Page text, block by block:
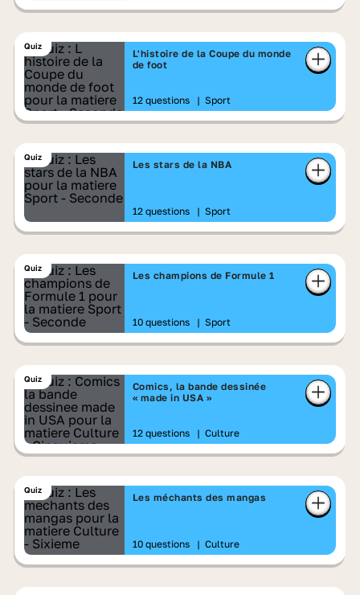
Quiz
L'histoire de la Coupe du monde
de foot
12 questions | Sport
Quiz
Les stars de la NBA
12 questions | Sport
Quiz
Les champions de Formule 1
10 questions | Sport
Quiz
Comics, la bande dessinée
« made in USA »
12 questions | Culture
Quiz
Les méchants des mangas
10 questions | Culture